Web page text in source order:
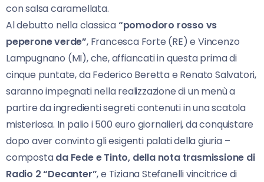
con salsa caramellata.
Al debutto nella classica“pomodoro rosso vs
peperone verde”, Francesca Forte (RE) e Vincenzo
Lampugnano (MI), che, affiancati in questa prima di
cinque puntate, da Federico Beretta e Renato Salvatori,
saranno impegnati nella realizzazione di un menù a
partire da ingredienti segreti contenuti in una scatola
misteriosa. In palio i 500 euro giornalieri, da conquistare
dopo aver convinto gli esigenti palati della giuria –
compostada Fede e Tinto, della nota trasmissione di
Radio 2 “Decanter”, e Tiziana Stefanelli vincitrice di